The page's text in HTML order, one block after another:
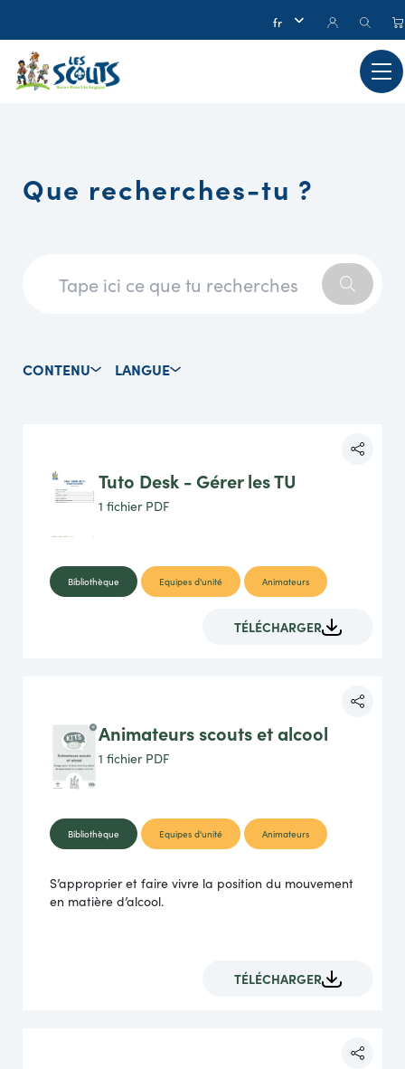
Que recherches-tu ?
CONTENU LANGUE
Tuto Desk - Gérer les TU
1 fichier PDF
Bibliothèque Equipes d'unité Animateurs
TÉLÉCHARGER
Animateurs scouts et alcool
1 fichier PDF
Bibliothèque Equipes d'unité Animateurs
S’approprier et faire vivre la position du mouvement
en matière d’alcool.
TÉLÉCHARGER